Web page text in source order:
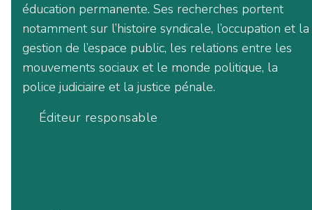
éducation permanente. Ses recherches portent
notamment sur l’histoire syndicale, l’occupation et la
gestion de l’espace public, les relations entre les
mouvements sociaux et le monde politique, la
police judiciaire et la justice pénale.
Éditeur responsable